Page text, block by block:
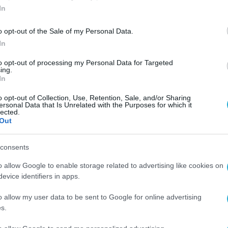
opt-out of the Sale of my Personal Data.
opt-out of processing my Personal Data for Targeted
opt-out of Collection, Use, Retention, Sale, and/or Sharing
Data that Is Unrelated with the Purposes for which it
allow Google to enable storage related to advertising like cookies on
identifiers in apps.
allow my user data to be sent to Google for online advertising